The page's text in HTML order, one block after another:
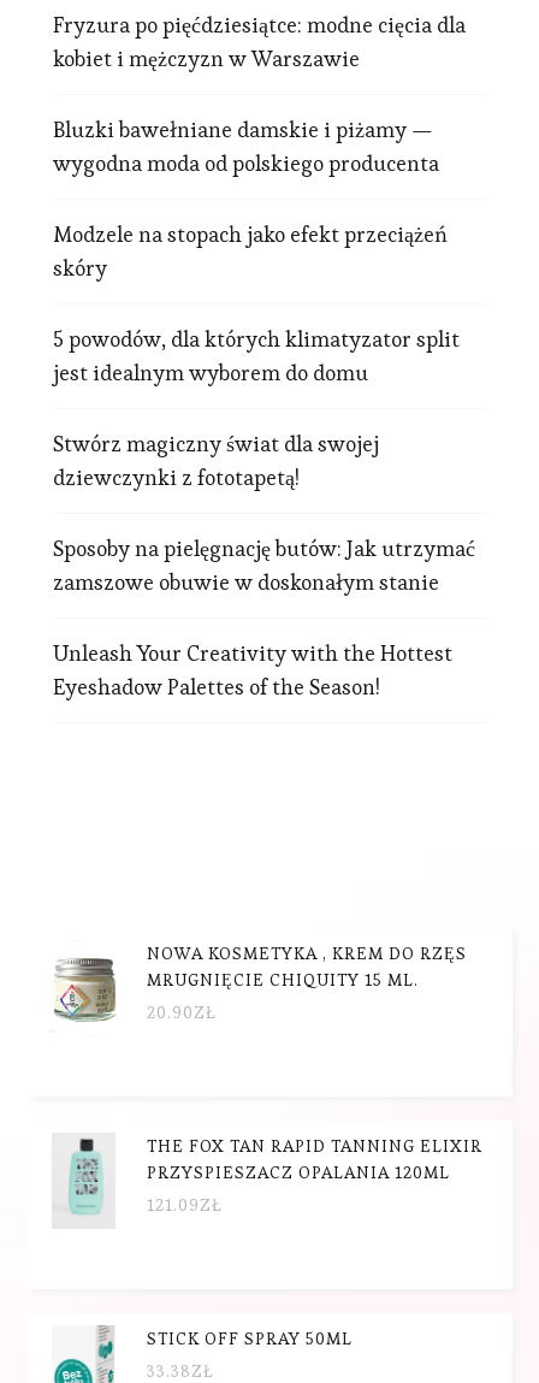
Fryzura po pięćdziesiątce: modne cięcia dla
kobiet i mężczyzn w Warszawie
Bluzki bawełniane damskie i piżamy —
wygodna moda od polskiego producenta
Modzele na stopach jako efekt przeciążeń
skóry
5 powodów, dla których klimatyzator split
jest idealnym wyborem do domu
Stwórz magiczny świat dla swojej
dziewczynki z fototapetą!
Sposoby na pielęgnację butów: Jak utrzymać
zamszowe obuwie w doskonałym stanie
Unleash Your Creativity with the Hottest
Eyeshadow Palettes of the Season!
NOWA KOSMETYKA , KREM DO RZĘS
MRUGNIĘCIE CHIQUITY 15 ML.
20.90ZŁ
THE FOX TAN RAPID TANNING ELIXIR
PRZYSPIESZACZ OPALANIA 120ML
121.09ZŁ
STICK OFF SPRAY 50ML
33.38ZŁ